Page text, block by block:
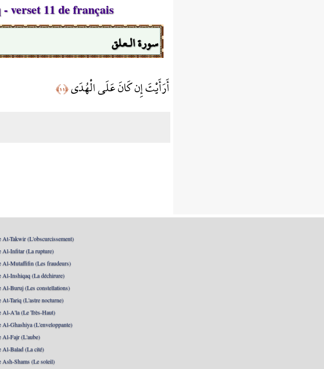
verset 11 de français
سورة الـعلق
أَرَأَيْتَ إِن كَانَ عَلَى الْهُدَى﴿١١﴾
At-Takwir (L'obscurcissement)
Al-Infitar (La rupture)
Al-Mutaffifin (Les fraudeurs)
Al-Inshiqaq (La déchirure)
Al-Buruj (Les constellations)
At-Tariq (L'astre nocturne)
Al-A'la (Le Très-Haut)
Al-Ghashiya (L'enveloppante)
Al-Fajr (L'aube)
Al-Balad (La cité)
Ash-Shams (Le soleil)